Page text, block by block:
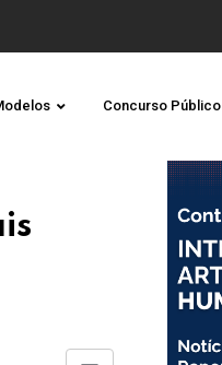
Concurso Público